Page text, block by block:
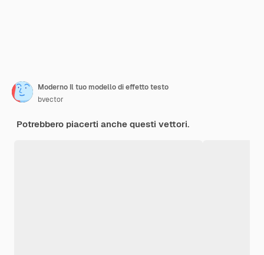
Moderno Il tuo modello di effetto testo
bvector
Potrebbero piacerti anche questi vettori.